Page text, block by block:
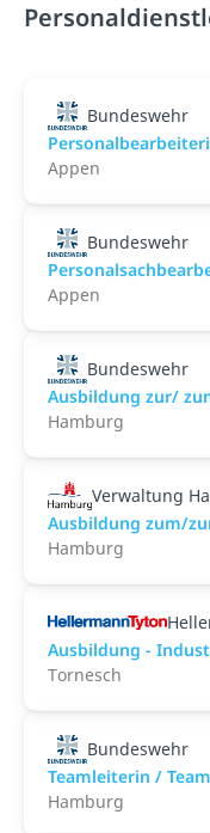
Bundeswehr
Appen
Bundeswehr
Appen
Bundeswehr
Ausbildung zur/
Hamburg
Verwaltung
Ausbildung zum/
Hamburg
Ausbildung -
Tornesch
Bundeswehr
Teamleiterin /
Hamburg